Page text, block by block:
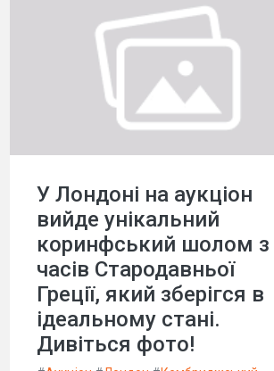
У Лондоні на аукціон
вийде унікальний
коринфський шолом з
часів Стародавньої
Греції, який зберігся в
ідеальному стані.
Дивіться фото!